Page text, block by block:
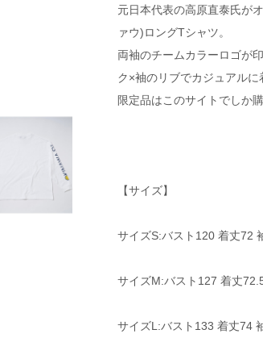
元日本代表の高原直泰氏が
ァウ)ロングTシャツ。
両袖のチームカラーロゴが
ク×袖のリブでカジュアルに
限定品はこのサイトでしか
【サイズ】
サイズS:バスト120 着丈72
サイズM:バスト127 着丈
サイズL:バスト133 着丈74